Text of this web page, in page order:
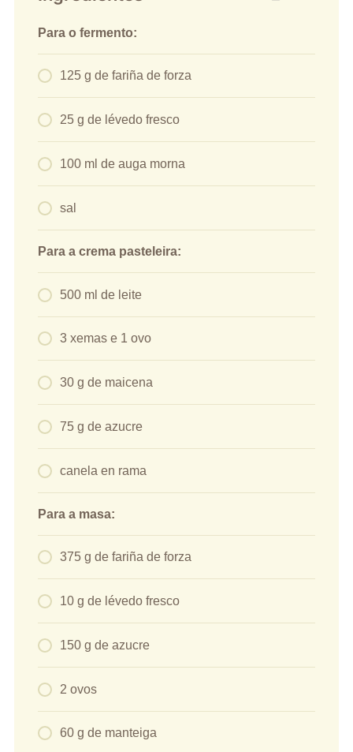
Para o fermento:
125 g de fariña de forza
25 g de lévedo fresco
100 ml de auga morna
sal
Para a crema pasteleira:
500 ml de leite
3 xemas e 1 ovo
30 g de maicena
75 g de azucre
canela en rama
Para a masa:
375 g de fariña de forza
10 g de lévedo fresco
150 g de azucre
2 ovos
60 g de manteiga